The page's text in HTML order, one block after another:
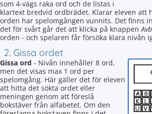
som 4-vägs raka ord och de listas i
klartext bredvid ordbrädet. Klarar eleven att
orden har spelomgången vunnits. Det finns
det för svårt går det att klicka på knappen
orden - och spelaren får försöka klara nivån
2. Gissa ordet
Gissa ord - Nivån innehåller 8 ord,
men det visas max 1 ord per
spelomgång. Här gäller det för eleven
att hitta det sökta ordet eller
meningen genom att föreslå
bokstäver från alfabetet. Om den